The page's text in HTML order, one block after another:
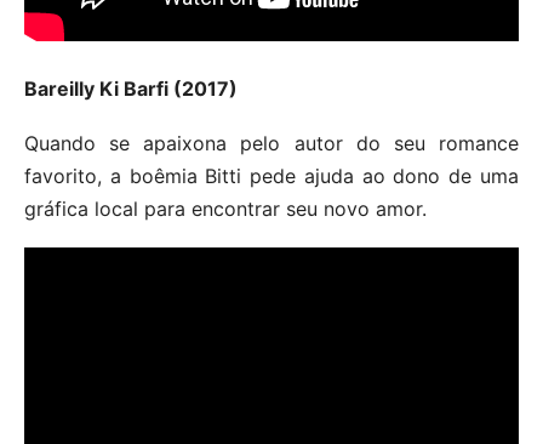
Bareilly Ki Barfi (2017)
Quando se apaixona pelo autor do seu romance
favorito, a boêmia Bitti pede ajuda ao dono de uma
gráfica local para encontrar seu novo amor.